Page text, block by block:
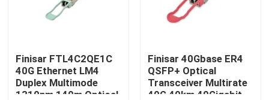
এনভিডিয়া এআই পণ্য
400G/800G অপটিক্যাল মডিউল
100G QSFP28 মডিউল
Finisar FTL4C2QE1C
40G Ethernet LM4
Duplex Multimode
1310nm 140m Optical
Finisar 40Gbase ER4
QSFP+ Optical
Transceiver Multirate
40G 40km 40Gigabit